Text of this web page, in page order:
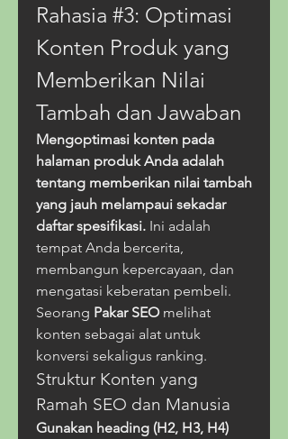
Rahasia #3: Optimasi
Konten Produk yang
Memberikan Nilai
Tambah dan Jawaban
Mengoptimasi konten pada
halaman produk Anda adalah
tentang memberikan nilai tambah
yang jauh melampaui sekadar
daftar spesifikasi. Ini adalah
tempat Anda bercerita,
membangun kepercayaan, dan
mengatasi keberatan pembeli.
Seorang Pakar SEO melihat
konten sebagai alat untuk
konversi sekaligus ranking.
Struktur Konten yang
Ramah SEO dan Manusia
Gunakan heading (H2, H3, H4)